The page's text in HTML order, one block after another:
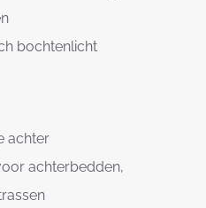
bochtenlicht
achter
achterbedden,